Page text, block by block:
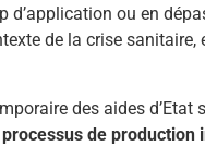
d’application ou en
de la crise
des aides d’Etat
de production